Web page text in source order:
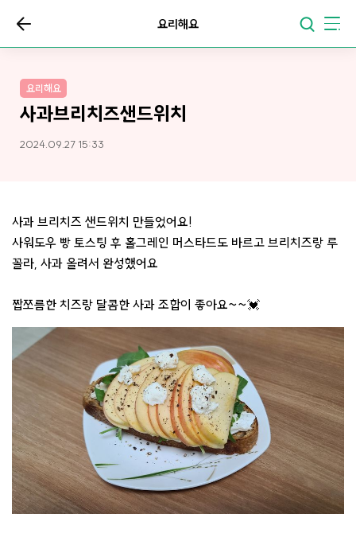
요리해요
요리해요
사과브리치즈샌드위치
2024.09.27 15:33
사과 브리치즈 샌드위치 만들었어요!
사워도우 빵 토스팅 후 홀그레인 머스타드도 바르고 브리치즈랑 루
꼴라, 사과 올려서 완성했어요
짭쪼름한 치즈랑 달콤한 사과 조합이 좋아요~~💓